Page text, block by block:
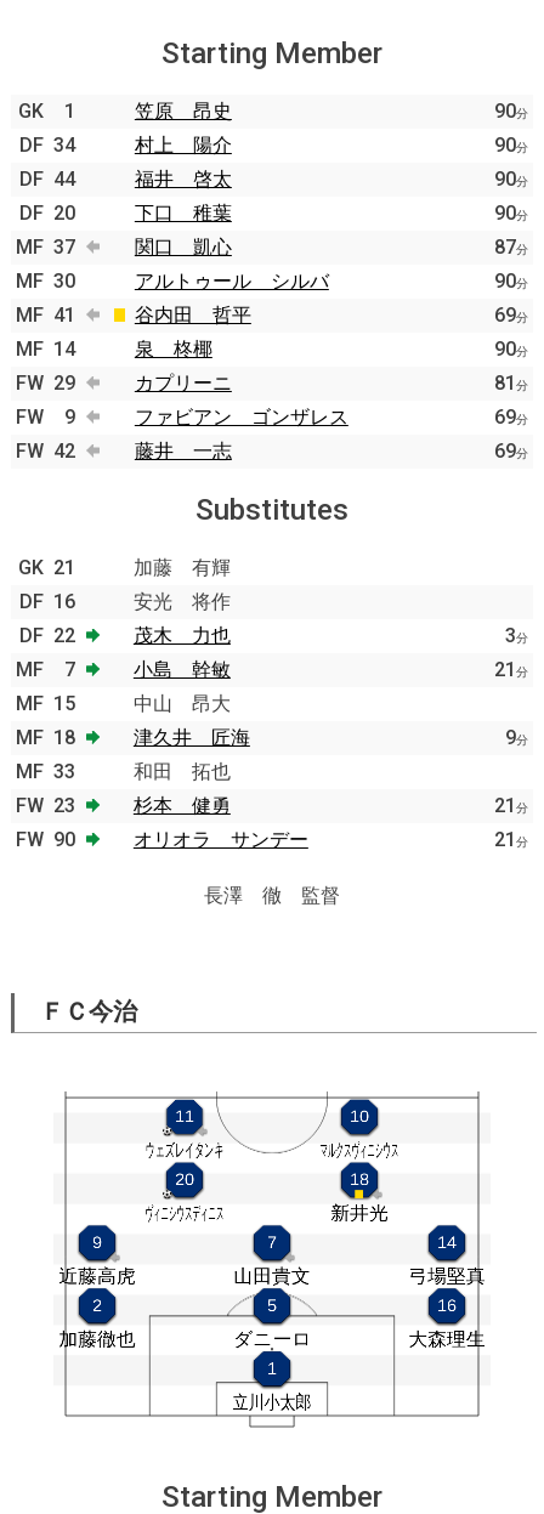
Starting Member
GK 1 笠原 昂史 90分
DF 34 村上 陽介 90分
DF 44 福井 啓太 90分
DF 20 下口 稚葉 90分
MF 37 関口 凱心 87分
MF 30 アルトゥール シルバ 90分
MF 41 谷内田 哲平 69分
MF 14 泉 柊椰 90分
FW 29 カプリーニ 81 分
FW 9 ファビアン ゴンザレス 69分
FW 42 藤井 一志 69分
Substitutes
GK 21
加藤 有輝
DF 16
安光 将作
DF 22 茂木 力也 3分
MF 7 小島 幹敏 21 分
MF 15
中山 昂大
MF 18 津久井 匠海 9分
MF 33
和田 拓也
FW 23 杉本 健勇 21 分
FW 90 オリオラ サンデー 21 分
長澤 徹 監督
ＦＣ今治
Starting Member